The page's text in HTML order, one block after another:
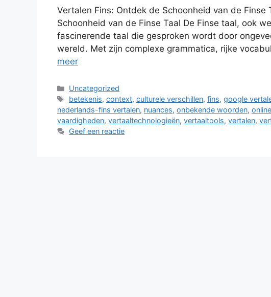
Vertalen Fins: Ontdek de Schoonheid van de Finse
Schoonheid van de Finse Taal De Finse taal, ook
fascinerende taal die gesproken wordt door
wereld. Met zijn complexe grammatica, rijke
meer
Categorieën
Uncategorized
Tags
betekenis,context,culturele verschillen,fins,google
nederlands-fins vertalen, nuances, onbekende woorden,
vaardigheden, vertaaltechnologieën, vertaaltools, vertalen,
Geef een reactie